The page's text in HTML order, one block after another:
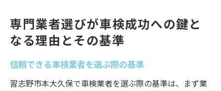
専門業者選びが車検成功への鍵と
なる理由とその基準
信頼できる車検業者を選ぶ際の基準
習志野市本大久保で車検業者を選ぶ際の基準は、まず業